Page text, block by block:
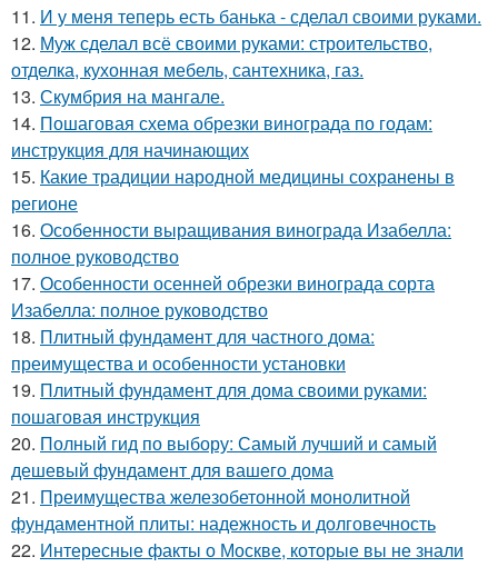
11. И у меня теперь есть банька - сделал своими руками.
12. Муж сделал всё своими руками: строительство,
отделка, кухонная мебель, сантехника, газ.
13. Скумбрия на мангале.
14. Пошаговая схема обрезки винограда по годам:
инструкция для начинающих
15. Какие традиции народной медицины сохранены в
регионе
16. Особенности выращивания винограда Изабелла:
полное руководство
17. Особенности осенней обрезки винограда сорта
Изабелла: полное руководство
18. Плитный фундамент для частного дома:
преимущества и особенности установки
19. Плитный фундамент для дома своими руками:
пошаговая инструкция
20. Полный гид по выбору: Самый лучший и самый
дешевый фундамент для вашего дома
21. Преимущества железобетонной монолитной
фундаментной плиты: надежность и долговечность
22. Интересные факты о Москве, которые вы не знали